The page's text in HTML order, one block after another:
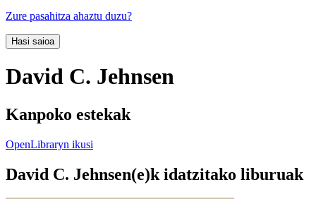
Zure pasahitza ahaztu duzu?
Hasi saioa
David C. Jehnsen
Kanpoko estekak
OpenLibraryn ikusi
David C. Jehnsen(e)k idatzitako liburuak